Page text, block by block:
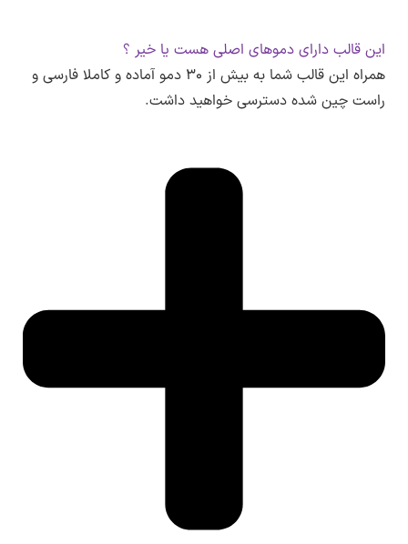
این قالب دارای دموهای اصلی هست یا خیر ؟
همراه این قالب شما به بیش از ۳۰ دمو آماده و کاملا فارسی و
راست چین شده دسترسی خواهید داشت.